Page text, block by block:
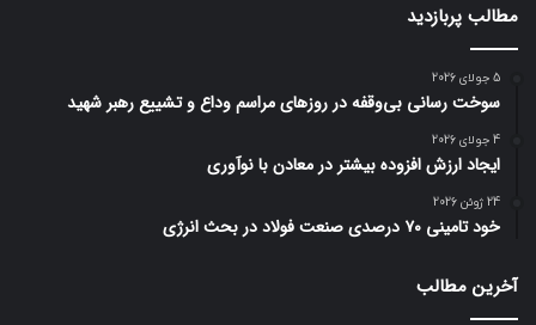
مطالب پربازدید
5 جولای 2026
سوخت رسانی بی‌وقفه در روز‌های مراسم وداع و تشییع رهبر شهید
4 جولای 2026
ایجاد ارزش افزوده بیشتر در معادن با نوآوری
24 ژوئن 2026
خود تامینی ۷۰ درصدی صنعت فولاد در بحث انرژی
آخرین مطالب